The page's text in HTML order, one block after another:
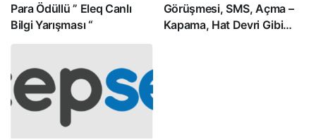
Para Ödüllü ” Eleq Canlı
Bilgi Yarışması “
Görüşmesi, SMS, Açma –
Kapama, Hat Devri Gibi